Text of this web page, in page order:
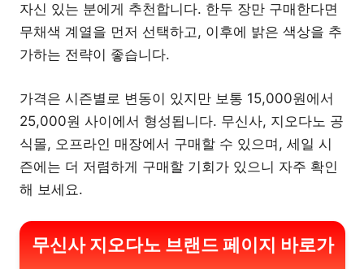
자신 있는 분에게 추천합니다. 한두 장만 구매한다면
무채색 계열을 먼저 선택하고, 이후에 밝은 색상을 추
가하는 전략이 좋습니다.
가격은 시즌별로 변동이 있지만 보통 15,000원에서
25,000원 사이에서 형성됩니다. 무신사, 지오다노 공
식몰, 오프라인 매장에서 구매할 수 있으며, 세일 시
즌에는 더 저렴하게 구매할 기회가 있으니 자주 확인
해 보세요.
무신사 지오다노 브랜드 페이지 바로가